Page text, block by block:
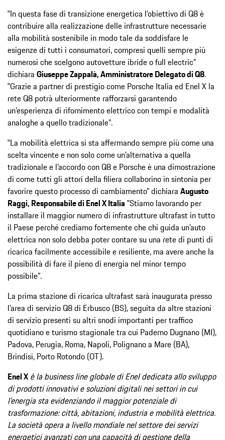
‟In questa fase di transizione energetica l’obiettivo di Q8 è
contribuire alla realizzazione delle infrastrutture necessarie
alla mobilità sostenibile in modo tale da soddisfare le
esigenze di tutti i consumatori, compresi quelli sempre più
numerosi che scelgono autovetture ibride o full electric”
dichiara Giuseppe Zappalà, Amministratore Delegato di Q8.
‟Grazie a partner di prestigio come Porsche Italia ed Enel X la
rete Q8 potrà ulteriormente rafforzarsi garantendo
un’esperienza di rifornimento elettrico con tempi e modalità
analoghe a quello tradizionale”.
‟La mobilità elettrica si sta affermando sempre più come una
scelta vincente e non solo come un’alternativa a quella
tradizionale e l’accordo con Q8 e Porsche è una dimostrazione
di come tutti gli attori della filiera collaborino in sintonia per
favorire questo processo di cambiamento” dichiara Augusto
Raggi, Responsabile di Enel X Italia ‟Stiamo lavorando per
installare il maggior numero di infrastrutture ultrafast in tutto
il Paese perché crediamo fortemente che chi guida un’auto
elettrica non solo debba poter contare su una rete di punti di
ricarica facilmente accessibile e resiliente, ma avere anche la
possibilità di fare il pieno di energia nel minor tempo
possibile”.
La prima stazione di ricarica ultrafast sarà inaugurata presso
l’area di servizio Q8 di Erbusco (BS), seguita da altre stazioni
di servizio presenti su altri snodi importanti per traffico
quotidiano e turismo stagionale tra cui Paderno Dugnano (MI),
Padova, Perugia, Roma, Napoli, Polignano a Mare (BA),
Brindisi, Porto Rotondo (OT).
Enel X è la business line globale di Enel dedicata allo sviluppo
di prodotti innovativi e soluzioni digitali nei settori in cui
l'energia sta evidenziando il maggior potenziale di
trasformazione: città, abitazioni, industria e mobilità elettrica.
La società opera a livello mondiale nel settore dei servizi
energetici avanzati con una capacità di gestione della